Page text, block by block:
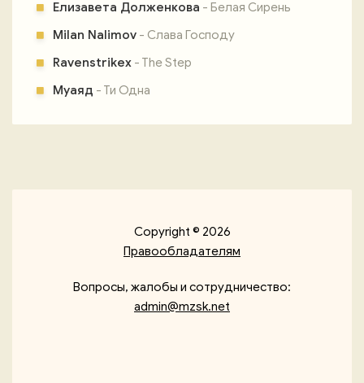
Елизавета Долженкова - Белая Сирень
Milan Nalimov - Слава Господу
Ravenstrikex - The Step
Муаяд - Ти Одна
Copyright © 2026
Правообладателям
Вопросы, жалобы и сотрудничество:
admin@mzsk.net